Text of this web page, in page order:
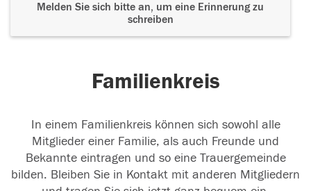
Melden Sie sich bitte an, um eine Erinnerung zu
schreiben
Familienkreis
In einem Familienkreis können sich sowohl alle
Mitglieder einer Familie, als auch Freunde und
Bekannte eintragen und so eine Trauergemeinde
bilden. Bleiben Sie in Kontakt mit anderen Mitgliedern